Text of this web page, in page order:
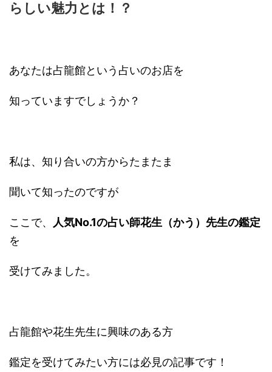
らしい魅力とは！？
あなたは占龍館という占いのお店を
知っていますでしょうか？
私は、知り合いの方からたまたま
聞いて知ったのですが
ここで、 人気No.1の占い師花生（かう）先生の鑑定
を
受けてみました。
占龍館や花生先生に興味のある方
鑑定を受けてみたい方には必見の記事です！